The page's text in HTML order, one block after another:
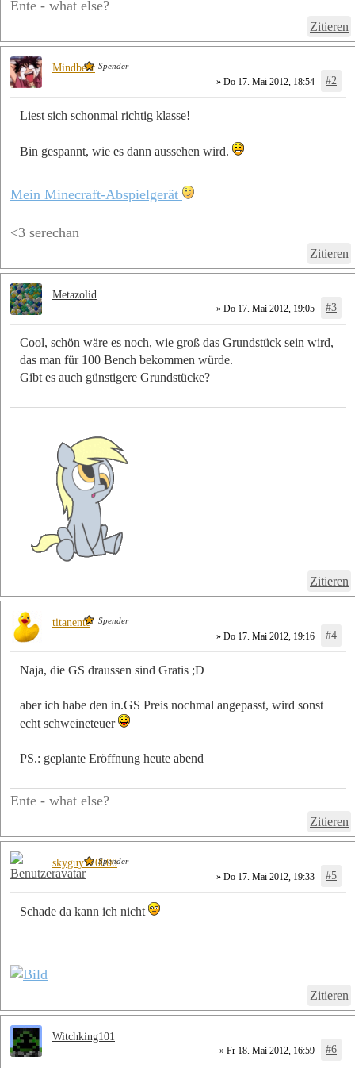
Ente - what else?
Zitieren
» Do 17. Mai 2012, 18:54 #2
Liest sich schonmal richtig klasse!
Bin gespannt, wie es dann aussehen wird.
Mein Minecraft-Abspielgerät
<3 serechan
Zitieren
Mindbear Spender
» Do 17. Mai 2012, 19:05 #3
Cool, schön wäre es noch, wie groß das Grundstück sein wird,
das man für 100 Bench bekommen würde.
Gibt es auch günstigere Grundstücke?
Zitieren
Metazolid
» Do 17. Mai 2012, 19:16 #4
Naja, die GS draussen sind Gratis ;D
aber ich habe den in.GS Preis nochmal angepasst, wird sonst
echt schweineteuer
PS.: geplante Eröffnung heute abend
Ente - what else?
Zitieren
titanente Spender
» Do 17. Mai 2012, 19:33 #5
Schade da kann ich nicht
Zitieren
skyguy120000
Spender
» Fr 18. Mai 2012, 16:59 #6
Witchking101